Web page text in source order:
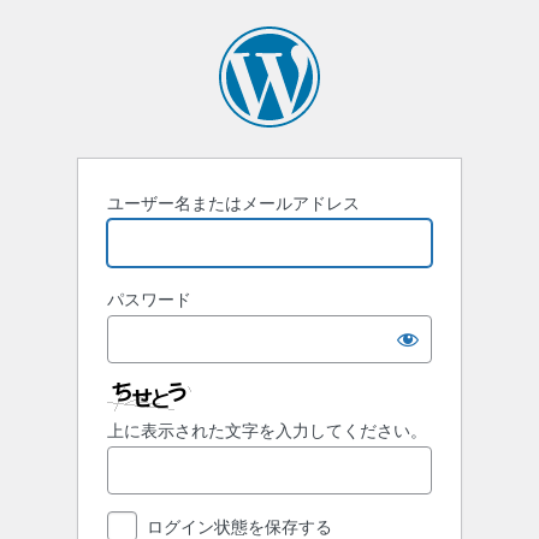
ユーザー名またはメールアドレス
パスワード
上に表示された文字を入力してください。
ログイン状態を保存する